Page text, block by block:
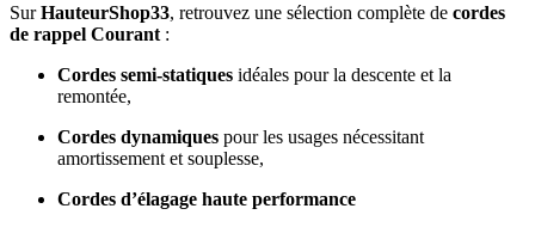
SurHauteurShop33, retrouvez une sélection complète de cordes
de rappel Courant :
Cordes semi-statiques idéales pour la descente et la
remontée,
Cordes dynamiques pour les usages nécessitant
amortissement et souplesse,
Cordes d’élagage haute performance